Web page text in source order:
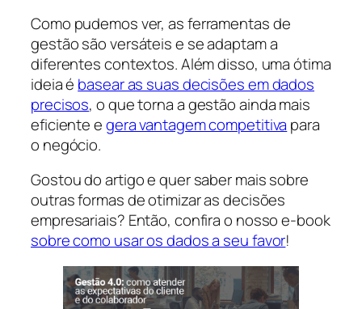
Como pudemos ver, as ferramentas de
gestão são versáteis e se adaptam a
diferentes contextos. Além disso, uma ótima
ideia é basear as suas decisões em dados
precisos, o que torna a gestão ainda mais
eficiente egera vantagem competitiva para
o negócio.
Gostou do artigo e quer saber mais sobre
outras formas de otimizar as decisões
empresariais? Então, confira o nosso e-book
sobre como usar os dados a seu favor!